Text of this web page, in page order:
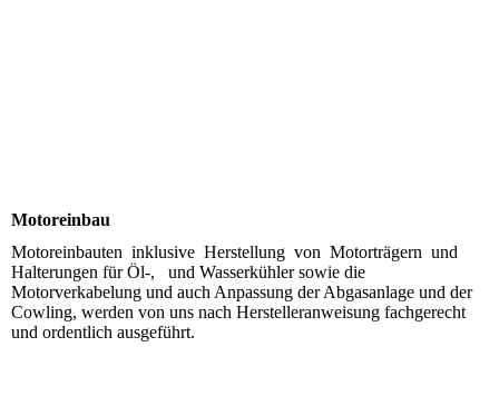
Motoreinbau
Motoreinbauten inklusive Herstellung von Motorträgern und
Halterungen für Öl-, und Wasserkühler sowie die
Motorverkabelung und auch Anpassung der Abgasanlage und der
Cowling, werden von uns nach Herstelleranweisung fachgerecht
und ordentlich ausgeführt.